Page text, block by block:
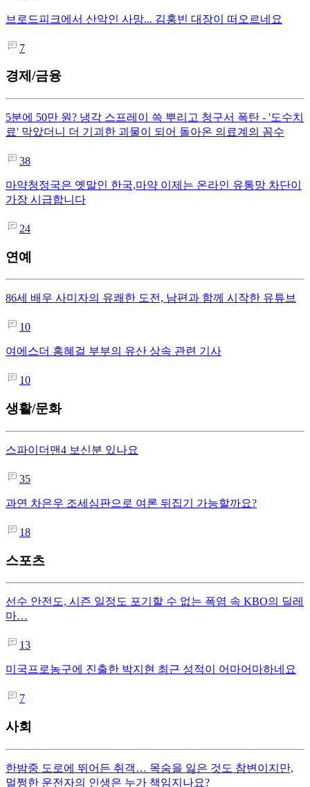
브로드피크에서 산악인 사망... 김홍빈 대장이 떠오르네요
7
경제/금융
5분에 50만 원? 냉각 스프레이 쓱 뿌리고 청구서 폭탄 - '도수치
료' 막았더니 더 기괴한 괴물이 되어 돌아온 의료계의 꼼수
38
마약청정국은 옛말인 한국,마약 이제는 온라인 유통망 차단이
가장 시급합니다
24
연예
86세 배우 사미자의 유쾌한 도전, 남편과 함께 시작한 유튜브
10
여에스더 홍혜걸 부부의 유산 상속 관련 기사
10
생활/문화
스파이더맨4 보신분 있나요
35
과연 차은우 조세심판으로 여론 뒤집기 가능할까요?
18
스포츠
선수 안전도, 시즌 일정도 포기할 수 없는 폭염 속 KBO의 딜레
마…
13
미국프로농구에 진출한 박지현 최근 성적이 어마어마하네요
7
사회
한밤중 도로에 뛰어든 취객… 목숨을 잃은 것도 참변이지만,
멀쩡한 운전자의 인생은 누가 책임지나요?